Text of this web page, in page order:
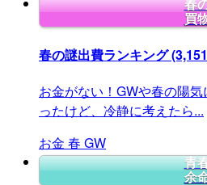
春
買
春の謎出費ランキング
お金がない！GWや春の陽
ったけど、冷静に考えたら...
お金 春 GW
青
余